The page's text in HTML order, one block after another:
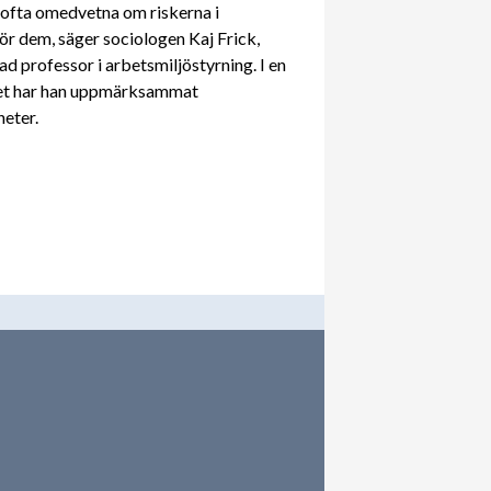
omedvetna om riskerna i
dem, säger sociologen Kaj Frick,
professor i arbetsmiljöstyrning. I en
har han uppmärksammat